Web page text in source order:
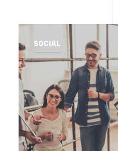
SOCIAL